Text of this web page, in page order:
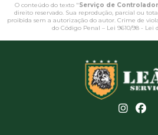
O conteúdo do texto "Serviço de
direito reservado. Sua reprodução, parcial ou
proibida sem a autorização do autor. Crime de
do Código Penal – Lei 9610/98 - Lei